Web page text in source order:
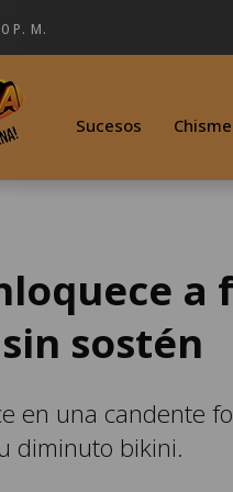
P. M.
Sucesos
sostén
en una candente
diminuto bikini.